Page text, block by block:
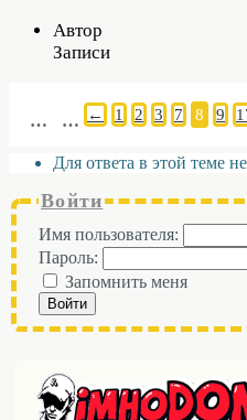
Автор
Записи
← 1 2 3
… 7 8 9
…
Для ответа в этой теме
Войти
Имя пользователя:
Пароль:
Запомнить меня
Войти